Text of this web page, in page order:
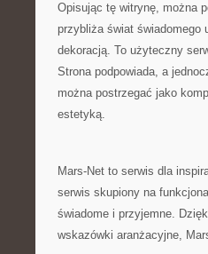
Opisując tę witrynę, można
przybliża świat świadomego
dekoracją. To użyteczny
Strona podpowiada, a
można postrzegać jako
estetyką.
Mars-Net to serwis dla
serwis skupiony na
świadome i przyjemne.
wskazówki aranżacyjne,